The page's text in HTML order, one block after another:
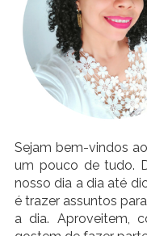
Sejam bem-vindos
um pouco de tudo.
nosso dia a dia até
é trazer assuntos
a dia. Aproveitem,